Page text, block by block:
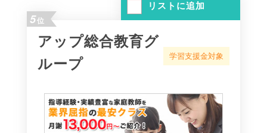
リストに追加
5位
アップ総合教育グ
ループ
学習支援金対象